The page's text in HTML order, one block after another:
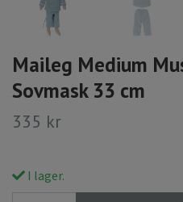
Maileg Medium
Sovmask 33 cm
335 kr
I lager.